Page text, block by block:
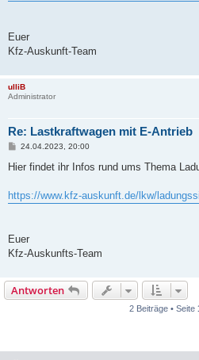
Euer
Kfz-Auskunft-Team
ulliB
Administrator
Re: Lastkraftwagen mit E-Antrieb
B
i
a
g
24.04.2023, 20:00
Hier findet ihr Infos rund ums Thema
https://www.kfz-auskunft.de/lkw/
Euer
Kfz-Auskunfts-Team
Antworten
2 Beiträge • Seite